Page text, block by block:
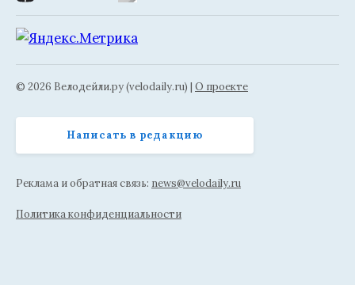
© 2026 Велодейли.ру (velodaily.ru) | О проекте
Написать в редакцию
Реклама и обратная связь: news@velodaily.ru
Политика конфиденциальности